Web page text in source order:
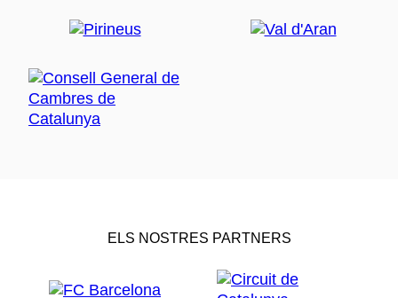
ELS NOSTRES PARTNERS